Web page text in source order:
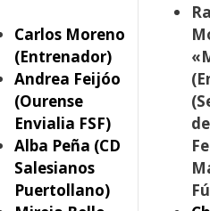
Carlos Moreno
(Entrenador)
Andrea Feijóo
(Ourense
Envialia FSF)
Alba Peña (CD
Salesianos
Puertollano)